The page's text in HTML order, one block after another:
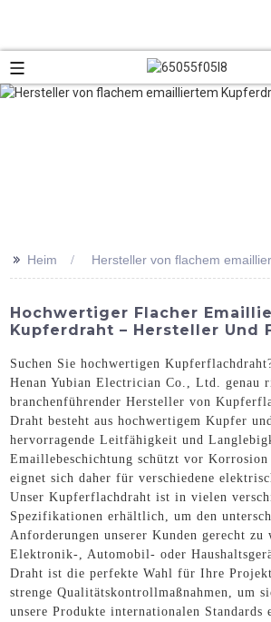
>> Heim Hersteller von flachem
Hochwertiger Flacher
Kupferdraht – Hersteller Und
Suchen Sie hochwertigen
Henan Yubian Electrician Co., Ltd. genau
branchenführender Hersteller von
Draht besteht aus hochwertigem Kupfer
hervorragende Leitfähigkeit und
Emaillebeschichtung schützt vor
eignet sich daher für verschiedene
Unser Kupferflachdraht ist in vielen
Spezifikationen erhältlich, um den
Anforderungen unserer Kunden gerecht zu
Elektronik-, Automobil- oder
Draht ist die perfekte Wahl für Ihre
strenge Qualitätskontrollmaßnahmen, um
unsere Produkte internationalen Standards